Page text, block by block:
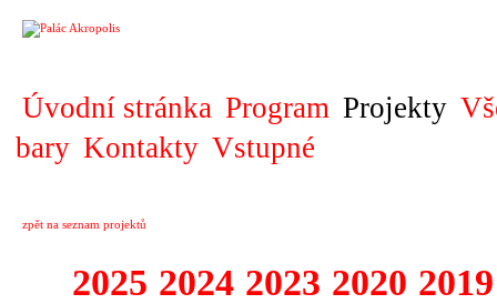
Úvodní stránka Program Projekty
bary Kontakty Vstupné
zpět na seznam projektů
2025 2024 2023 2020 2019